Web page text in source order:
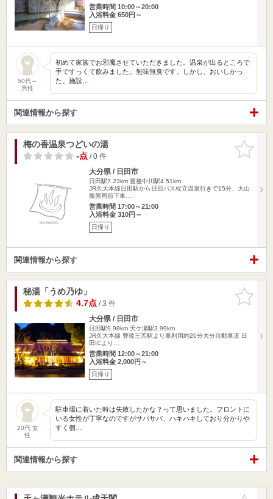
営業時間 10:00～20:00
入浴料金 650円～
日帰り
50代～
男性
初めて家族でお邪魔させていただきました。温泉が出るところで
手ですっくて飲みました。無味無臭です。しかし、おいしかっ
た。施設…
関連情報から探す
お気に入
りに追加
梅の香温泉つどいの湯
-点/ 0 件
大分県 / 日田市
日田駅7.23km 豊後中川駅4.51km
JR久大本線日田駅から日田バス杖立温泉行きで15分、大山
振興局前下車…
営業時間 17:00～21:00
入浴料金 310円～
日帰り
関連情報から探す
お気に入
りに追加
秘湯「うめ乃ゆ」
4.7点/ 3 件
大分県 / 日田市
日田駅9.98km 天ケ瀬駅3.99km
JR久大本線 豊後三芳駅より車利用約20分大分自動車道 日
田ICより…
営業時間 12:00～21:00
入浴料金 2,000円～
日帰り
20代 女
性
駐車場に着いた時は失敗したかな？って思いました。フロントに
いる女性が丁寧なのですがサバサバ、ハキハキしており分かりや
すく個…
関連情報から探す